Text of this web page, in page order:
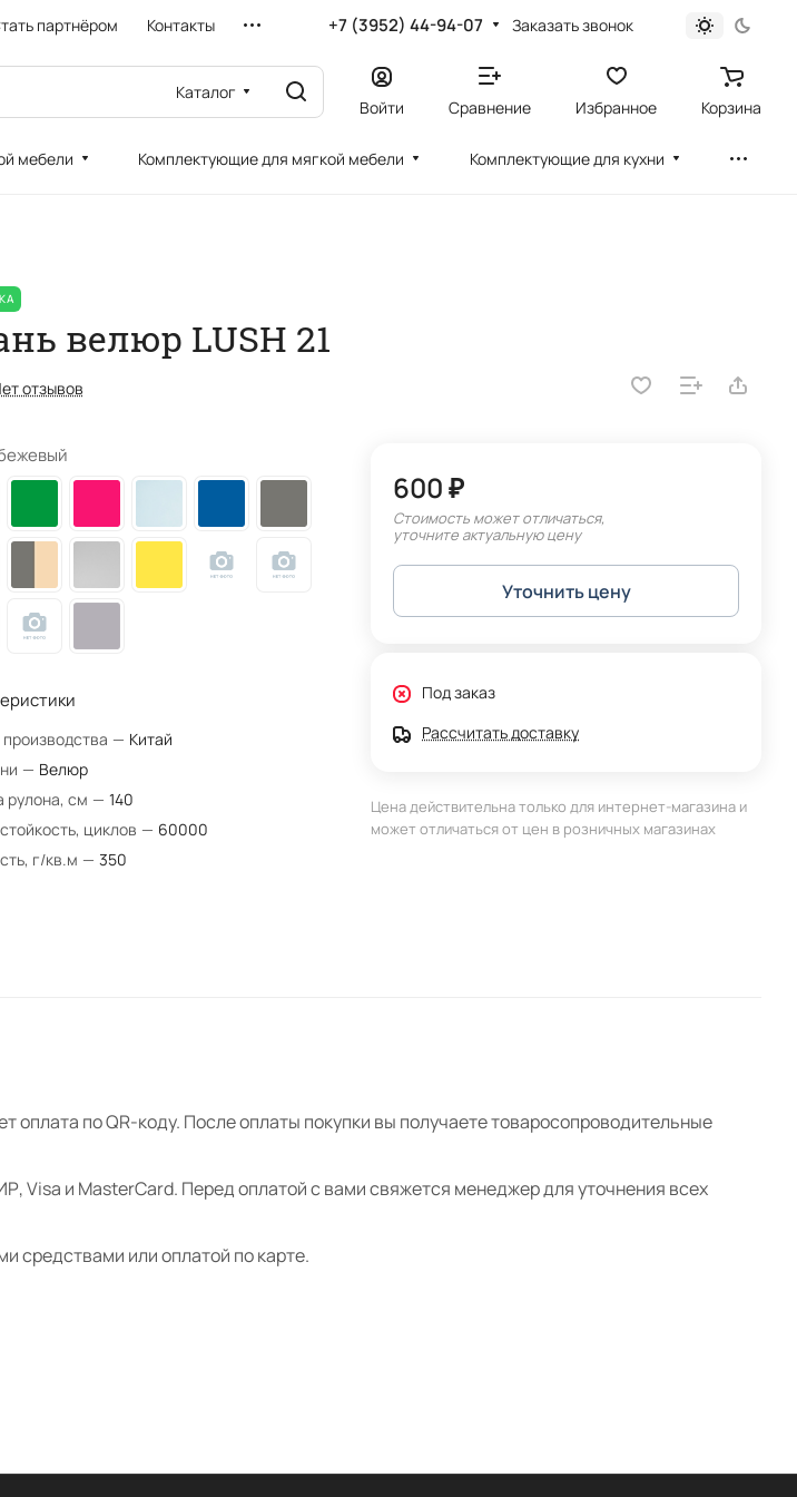
партнёром Контакты +7 (3952) 44-94-07 Заказать звонок
Каталог
Войти Сравнение Избранное Корзина
мебели Комплектующие для мягкой мебели Комплектующие для кухни
велюр LUSH 21
отзывов
— Китай
— Велюр
рулона, см — 140
циклов — 60000
г/кв.м — 350
600 ₽
Стоимость может отличаться,
уточните актуальную цену
Уточнить цену
Под заказ
Рассчитать доставку
Цена действительна только для интернет-магазина и
может отличаться от цен в розничных магазинах
по QR-коду. После оплаты покупки вы получаете товаросопроводительные
Visa и MasterCard. Перед оплатой с вами свяжется менеджер для уточнения всех
средствами или оплатой по карте.